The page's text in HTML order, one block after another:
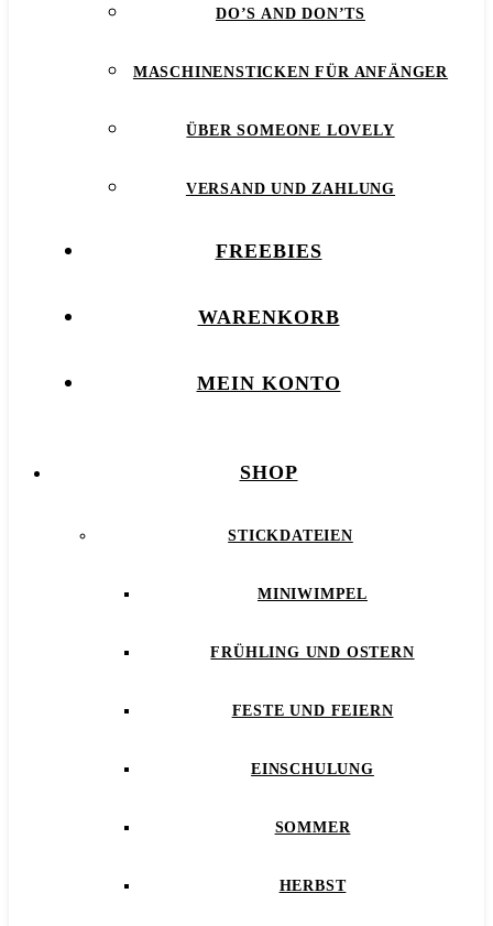
DO’S AND DON’TS
MASCHINENSTICKEN FÜR ANFÄNGER
ÜBER SOMEONE LOVELY
VERSAND UND ZAHLUNG
FREEBIES
WARENKORB
MEIN KONTO
SHOP
STICKDATEIEN
MINIWIMPEL
FRÜHLING UND OSTERN
FESTE UND FEIERN
EINSCHULUNG
SOMMER
HERBST